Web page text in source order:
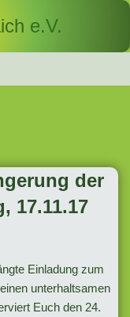
e.V.
der
17.11.17
Einladung zum
unterhaltsamen
Euch den 24.